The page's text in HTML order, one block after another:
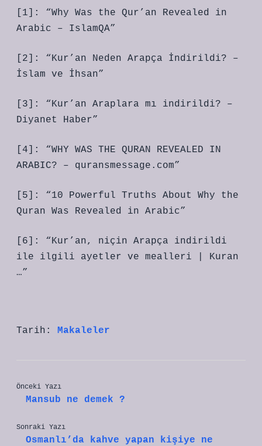
[1]: “Why Was the Qur’an Revealed in
Arabic – IslamQA”
[2]: “Kur’an Neden Arapça İndirildi? –
İslam ve İhsan”
[3]: “Kur’an Araplara mı indirildi? –
Diyanet Haber”
[4]: “WHY WAS THE QURAN REVEALED IN
ARABIC? – quransmessage.com”
[5]: “10 Powerful Truths About Why the
Quran Was Revealed in Arabic”
[6]: “Kur’an, niçin Arapça indirildi
ile ilgili ayetler ve mealleri | Kuran
…”
Tarih: Makaleler
Önceki Yazı
Mansub ne demek ?
Sonraki Yazı
Osmanlı’da kahve yapan kişiye ne